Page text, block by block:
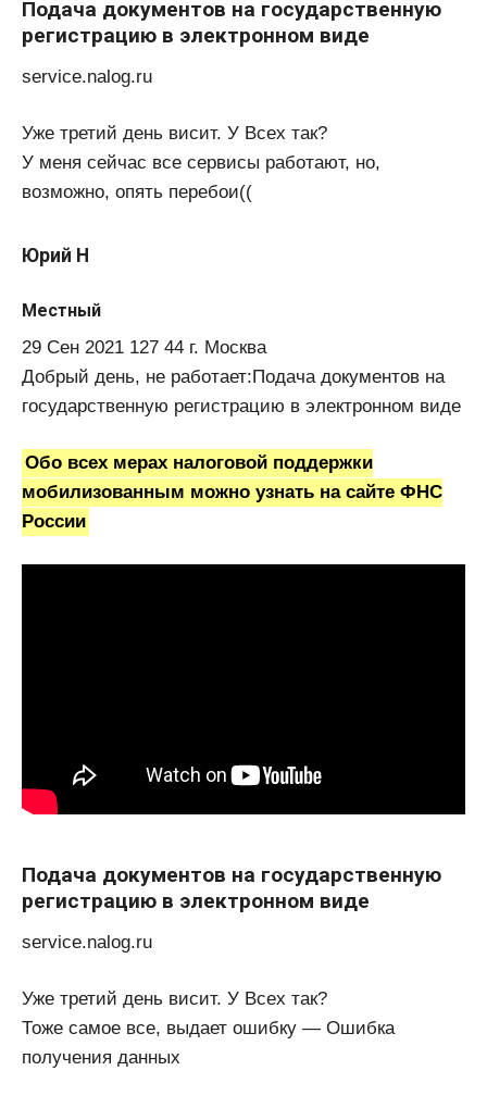
Подача документов на государственную
регистрацию в электронном виде
service.nalog.ru
Уже третий день висит. У Всех так?
У меня сейчас все сервисы работают, но,
возможно, опять перебои((
Юрий Н
Местный
29 Сен 2021 127 44 г. Москва
Добрый день, не работает:Подача документов на
государственную регистрацию в электронном виде
Обо всех мерах налоговой поддержки
мобилизованным можно узнать на сайте ФНС
России
Подача документов на государственную
регистрацию в электронном виде
service.nalog.ru
Уже третий день висит. У Всех так?
Тоже самое все, выдает ошибку — Ошибка
получения данных